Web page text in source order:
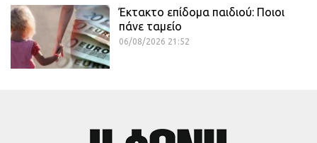
Έκτακτο επίδομα παιδιού: Ποιοι
πάνε ταμείο
06/08/2026 21:52